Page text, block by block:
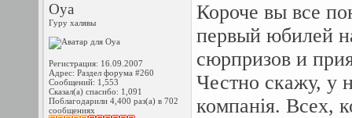
Oya
Гуру халявы
Регистрация: 16.09.2007
Адрес: Раздел форума #260
Сообщений: 1,553
Сказал(а) спасибо: 1,091
Поблагодарили 4,400 раз(а) в 702
сообщениях
Короче вы все
первый юбилей
сюрпризов и
Честно скажу, у
компанія. Всех,